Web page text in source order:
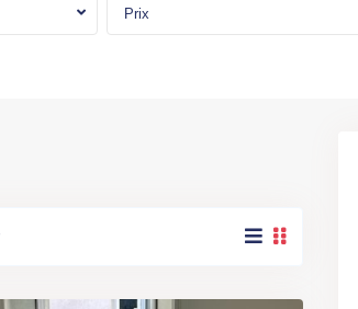
Prix